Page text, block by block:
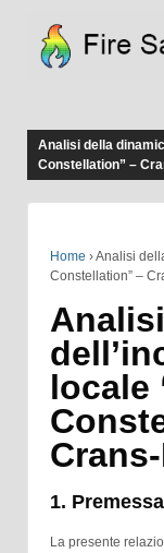
Analisi della
Constellation” –
Home ›Analisi
Constellation” –
locale
1.
La presente